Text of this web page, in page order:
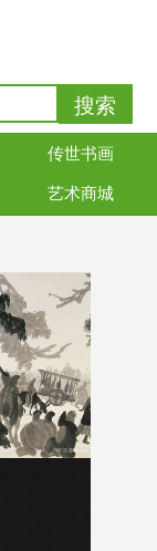
传世书画
艺术商城